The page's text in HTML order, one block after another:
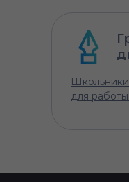
Школьники
для